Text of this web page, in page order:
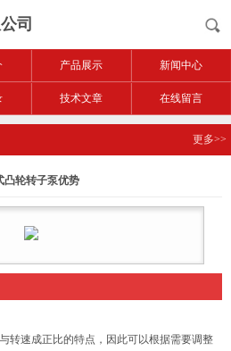
司
产品展示 新闻中心
技术文章 在线留言
更多>>
凸轮转子泵优势
转速成正比的特点，因此可以根据需要调整